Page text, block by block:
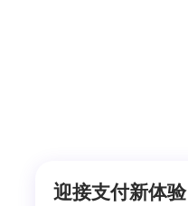
迎接支付新体验